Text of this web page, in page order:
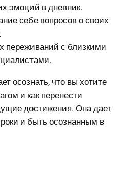
эмоций в дневник.
себе вопросов о своих
переживаний с близкими
осознать, что вы хотите
и как перенести
достижения. Она дает
и быть осознанным в